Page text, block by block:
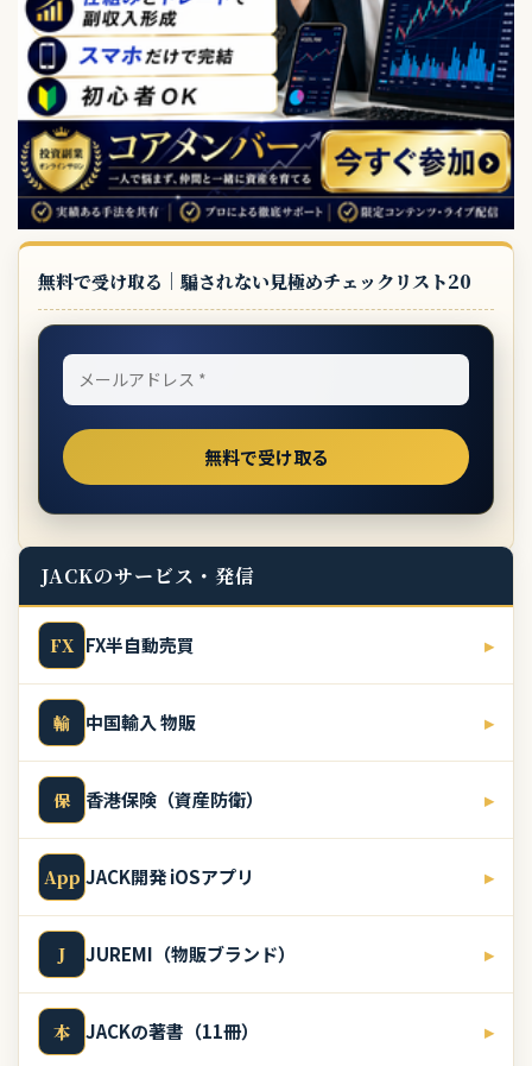
無料で受け取る｜騙されない見極めチェックリスト20
JACKのサービス・発信
FX FX半自動売買 ▸
輸 中国輸入 物販 ▸
保 香港保険（資産防衛） ▸
App JACK開発 iOSアプリ ▸
J JUREMI（物販ブランド） ▸
本 JACKの著書（11冊） ▸